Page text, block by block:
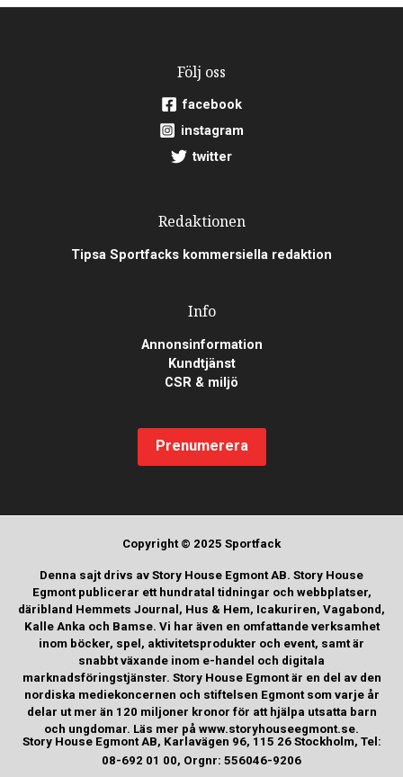
Följ oss
facebook
instagram
twitter
Redaktionen
Tipsa Sportfacks kommersiella redaktion
Info
Annonsinformation
Kundtjänst
CSR & miljö
Prenumerera
Copyright © 2025 Sportfack
Denna sajt drivs av Story House Egmont AB. Story House
Egmont publicerar ett hundratal tidningar och webbplatser,
däribland Hemmets Journal, Hus & Hem, Icakuriren, Vagabond,
Kalle Anka och Bamse. Vi har även en omfattande verksamhet
inom böcker, spel, aktivitetsprodukter och event, samt är
snabbt växande inom e-handel och digitala
marknadsföringstjänster. Story House Egmont är en del av den
nordiska mediekoncernen och stiftelsen Egmont som varje år
delar ut mer än 120 miljoner kronor för att hjälpa utsatta barn
och ungdomar. Läs mer på www.storyhouseegmont.se.
Story House Egmont AB, Karlavägen 96, 115 26 Stockholm, Tel:
08-692 01 00, Orgnr: 556046-9206